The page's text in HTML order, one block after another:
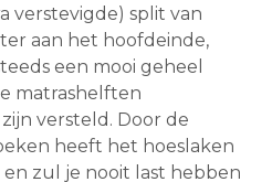
verstevigde) split van
aan het hoofdeinde,
een mooi geheel
matrashelften
versteld. Door de
heeft het hoeslaken
zul je nooit last hebben